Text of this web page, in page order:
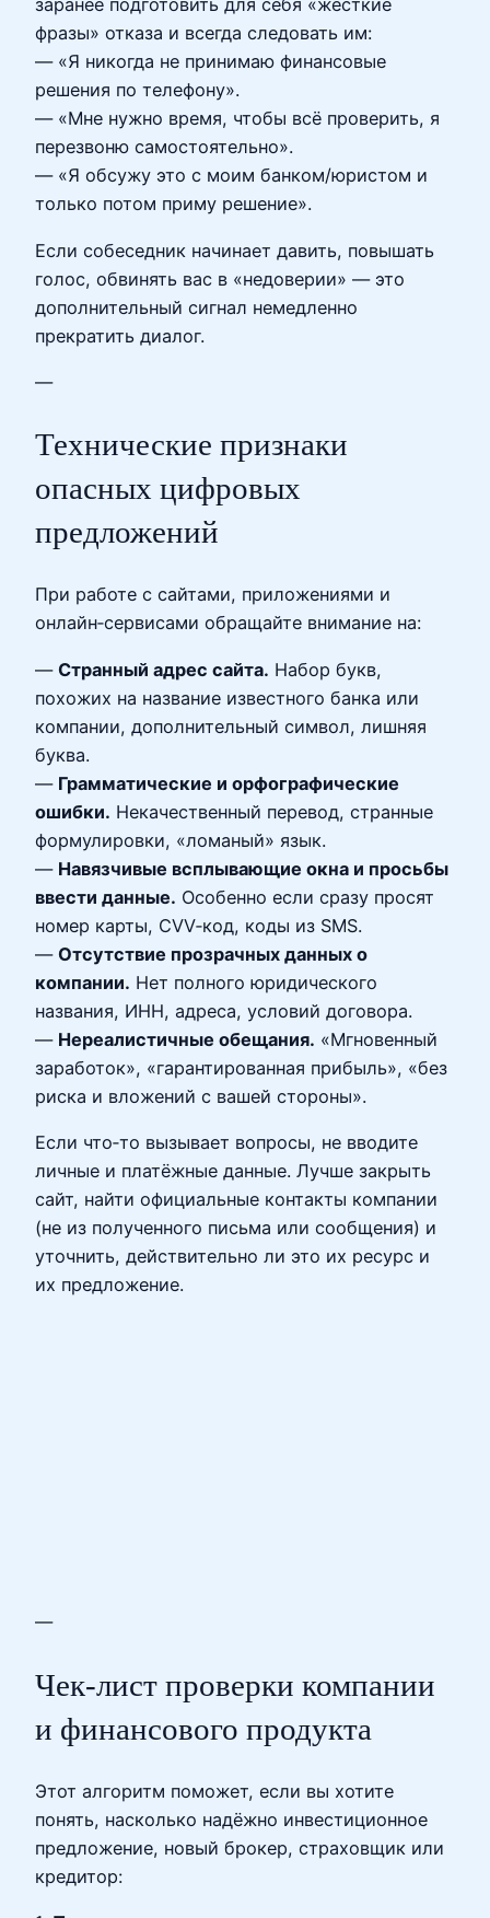
заранее подготовить для себя «жёсткие
фразы» отказа и всегда следовать им:
— «Я никогда не принимаю финансовые
решения по телефону».
— «Мне нужно время, чтобы всё проверить, я
перезвоню самостоятельно».
— «Я обсужу это с моим банком/юристом и
только потом приму решение».
Если собеседник начинает давить, повышать
голос, обвинять вас в «недоверии» — это
дополнительный сигнал немедленно
прекратить диалог.
—
Технические признаки
опасных цифровых
предложений
При работе с сайтами, приложениями и
онлайн‑сервисами обращайте внимание на:
— Странный адрес сайта. Набор букв,
похожих на название известного банка или
компании, дополнительный символ, лишняя
буква.
— Грамматические и орфографические
ошибки. Некачественный перевод, странные
формулировки, «ломаный» язык.
— Навязчивые всплывающие окна и просьбы
ввести данные. Особенно если сразу просят
номер карты, CVV‑код, коды из SMS.
— Отсутствие прозрачных данных о
компании. Нет полного юридического
названия, ИНН, адреса, условий договора.
— Нереалистичные обещания. «Мгновенный
заработок», «гарантированная прибыль», «без
риска и вложений с вашей стороны».
Если что‑то вызывает вопросы, не вводите
личные и платёжные данные. Лучше закрыть
сайт, найти официальные контакты компании
(не из полученного письма или сообщения) и
уточнить, действительно ли это их ресурс и
их предложение.
—
Чек‑лист проверки компании
и финансового продукта
Этот алгоритм поможет, если вы хотите
понять, насколько надёжно инвестиционное
предложение, новый брокер, страховщик или
кредитор: